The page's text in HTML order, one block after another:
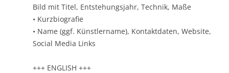
Bild mit Titel, Entstehungsjahr, Technik, Maße
• Kurzbiografie
• Name (ggf. Künstlername), Kontaktdaten, Website,
Social Media Links
+++ ENGLISH +++